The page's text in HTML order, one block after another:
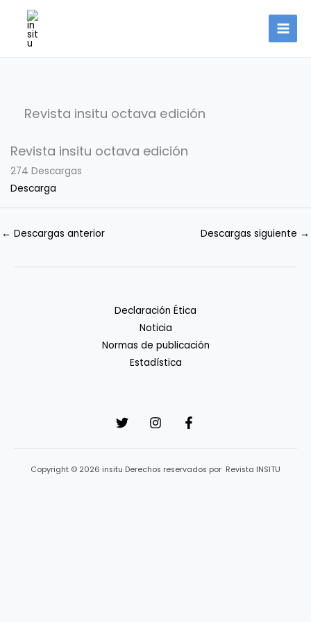
contenido
Revista insitu octava edición
Revista insitu octava edición
274 Descargas
Descarga
← Descargas anterior Descargas siguiente →
Declaración Ética
Noticia
Normas de publicación
Estadística
Copyright © 2026 insitu Derechos reservados por Revista INSITU